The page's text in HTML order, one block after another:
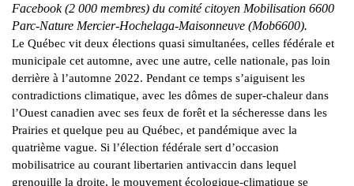
Facebook (2 000 membres) du comité citoyen Mobilisation 6600
Parc-Nature Mercier-Hochelaga-Maisonneuve (Mob6600).
Le Québec vit deux élections quasi simultanées, celles fédérale et
municipale cet automne, avec une autre, celle nationale, pas loin
derrière à l’automne 2022. Pendant ce temps s’aiguisent les
contradictions climatique, avec les dômes de super-chaleur dans
l’Ouest canadien avec ses feux de forêt et la sécheresse dans les
Prairies et quelque peu au Québec, et pandémique avec la
quatrième vague. Si l’élection fédérale sert d’occasion
mobilisatrice au courant libertarien antivaccin dans lequel
grenouille la droite, le mouvement écologique-climatique se